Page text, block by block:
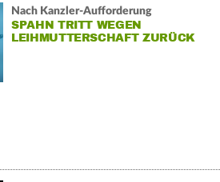
Nach Kanzler-Aufforderung
SPAHN TRITT WEGEN
LEIHMUTTERSCHAFT ZURÜCK